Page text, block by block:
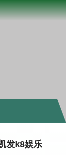
发k8娱乐